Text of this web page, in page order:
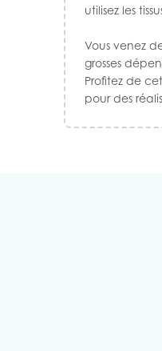
utilisez les
Vous venez
grosses
Profitez de
pour des